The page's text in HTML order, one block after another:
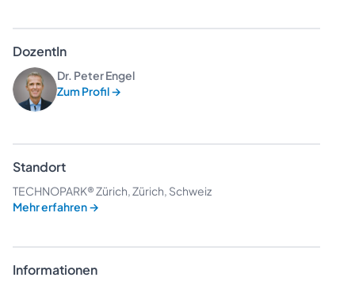
DozentIn
Dr. Peter Engel
Zum Profil→
Standort
TECHNOPARK® Zürich, Zürich, Schweiz
Mehr erfahren→
Informationen